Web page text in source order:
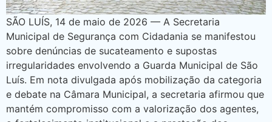
SÃO LUÍS, 14 de maio de 2026 — A Secretaria
Municipal de Segurança com Cidadania se manifestou
sobre denúncias de sucateamento e supostas
irregularidades envolvendo a Guarda Municipal de São
Luís. Em nota divulgada após mobilização da categoria
e debate na Câmara Municipal, a secretaria afirmou que
mantém compromisso com a valorização dos agentes,